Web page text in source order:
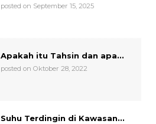
posted on September 15, 2025
Apakah itu Tahsin dan apa...
posted on Oktober 28, 2022
Suhu Terdingin di Kawasan...